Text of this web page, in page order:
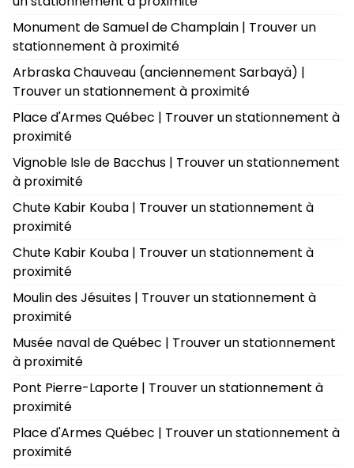
Monument de Samuel de Champlain | Trouver un
stationnement à proximité
Arbraska Chauveau (anciennement Sarbayä) |
Trouver un stationnement à proximité
Place d'Armes Québec | Trouver un stationnement à
proximité
Vignoble Isle de Bacchus | Trouver un stationnement
à proximité
Chute Kabir Kouba | Trouver un stationnement à
proximité
Chute Kabir Kouba | Trouver un stationnement à
proximité
Moulin des Jésuites | Trouver un stationnement à
proximité
Musée naval de Québec | Trouver un stationnement
à proximité
Pont Pierre-Laporte | Trouver un stationnement à
proximité
Place d'Armes Québec | Trouver un stationnement à
proximité